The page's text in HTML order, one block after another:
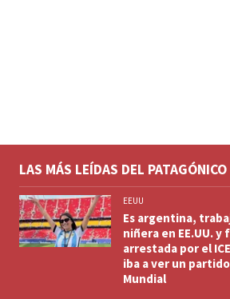
LAS MÁS LEÍDAS DEL PATAGÓNICO
EEUU
Es argentina,
niñera en EE.UU. y
arrestada por el
iba a ver un
Mundial